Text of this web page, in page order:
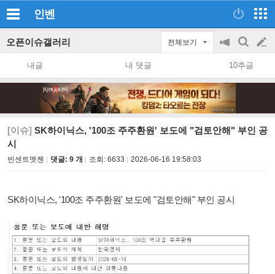
인벤
오픈이슈갤러리 전체보기
공
지
on/off
검
색
글
쓰
내글 내 댓글 10추글
[이슈] SK하이닉스, '100조 주주환원' 보도에 "검토안해" 부인 공
시
빈센트멧젠 댓글: 9 개 조회: 6633 2026-06-16 19:58:03
SK하이닉스, '100조 주주환원' 보도에 "검토안해" 부인 공시